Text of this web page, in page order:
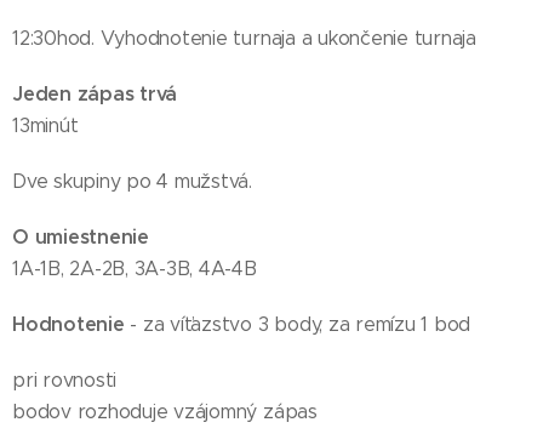
12:30hod. Vyhodnotenie turnaja a ukončenie turnaja
Jeden zápas trvá
13minút
Dve skupiny po 4 mužstvá.
O umiestnenie
1A-1B, 2A-2B, 3A-3B, 4A-4B
Hodnotenie - za víťazstvo 3 body, za remízu 1 bod
pri rovnosti
bodov rozhoduje vzájomný zápas